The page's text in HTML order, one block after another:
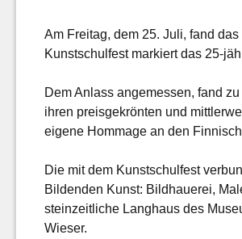
Am Freitag, dem 25. Juli, fand
Kunstschulfest markiert das 25-
Dem Anlass angemessen, fand
ihren preisgekrönten und
eigene Hommage an den
Die mit dem Kunstschulfest
Bildenden Kunst: Bildhauerei,
steinzeitliche Langhaus des
Wieser.